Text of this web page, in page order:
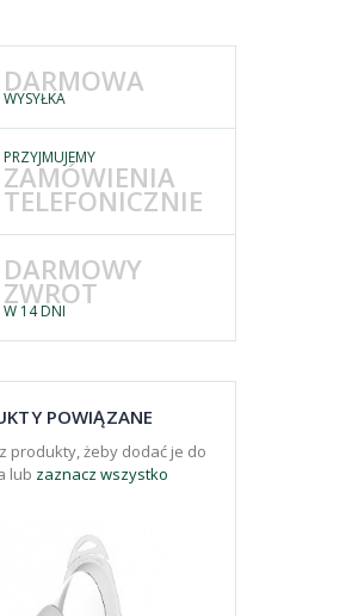
DARMOWA
WYSYŁKA
PRZYJMUJEMY
ZAMÓWIENIA
TELEFONICZNIE
DARMOWY
ZWROT
W 14 DNI
POWIĄZANE
produkty, żeby dodać je do
lub zaznacz wszystko